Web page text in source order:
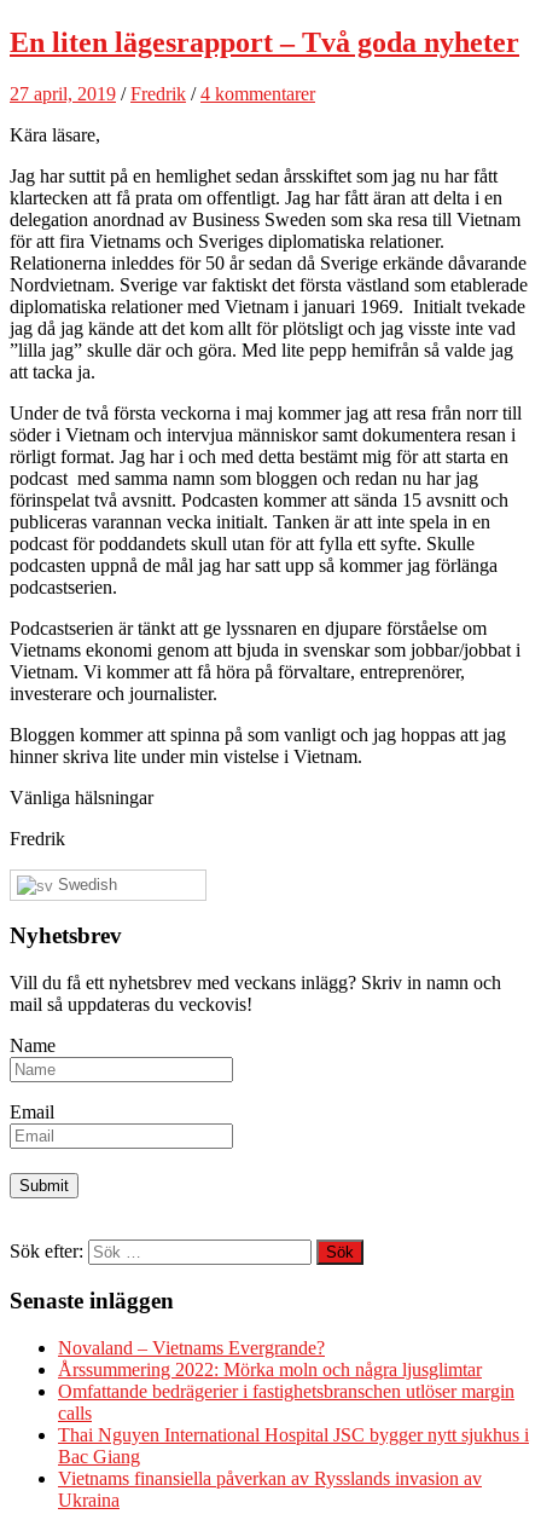
En liten lägesrapport – Två goda nyheter
27 april, 2019 /Fredrik /4 kommentarer
Kära läsare,
Jag har suttit på en hemlighet sedan årsskiftet som jag nu har fått
klartecken att få prata om offentligt. Jag har fått äran att delta i en
delegation anordnad av Business Sweden som ska resa till Vietnam
för att fira Vietnams och Sveriges diplomatiska relationer.
Relationerna inleddes för 50 år sedan då Sverige erkände dåvarande
Nordvietnam. Sverige var faktiskt det första västland som etablerade
diplomatiska relationer med Vietnam i januari 1969. Initialt tvekade
jag då jag kände att det kom allt för plötsligt och jag visste inte vad
”lilla jag” skulle där och göra. Med lite pepp hemifrån så valde jag
att tacka ja.
Under de två första veckorna i maj kommer jag att resa från norr till
söder i Vietnam och intervjua människor samt dokumentera resan i
rörligt format. Jag har i och med detta bestämt mig för att starta en
podcast med samma namn som bloggen och redan nu har jag
förinspelat två avsnitt. Podcasten kommer att sända 15 avsnitt och
publiceras varannan vecka initialt. Tanken är att inte spela in en
podcast för poddandets skull utan för att fylla ett syfte. Skulle
podcasten uppnå de mål jag har satt upp så kommer jag förlänga
podcastserien.
Podcastserien är tänkt att ge lyssnaren en djupare förståelse om
Vietnams ekonomi genom att bjuda in svenskar som jobbar/jobbat i
Vietnam. Vi kommer att få höra på förvaltare, entreprenörer,
investerare och journalister.
Bloggen kommer att spinna på som vanligt och jag hoppas att jag
hinner skriva lite under min vistelse i Vietnam.
Vänliga hälsningar
Fredrik
Swedish
Nyhetsbrev
Vill du få ett nyhetsbrev med veckans inlägg? Skriv in namn och
mail så uppdateras du veckovis!
Name
Email
Sök efter:
Senaste inläggen
Novaland – Vietnams Evergrande?
Årssummering 2022: Mörka moln och några ljusglimtar
Omfattande bedrägerier i fastighetsbranschen utlöser margin
calls
Thai Nguyen International Hospital JSC bygger nytt sjukhus i
Bac Giang
Vietnams finansiella påverkan av Rysslands invasion av
Ukraina